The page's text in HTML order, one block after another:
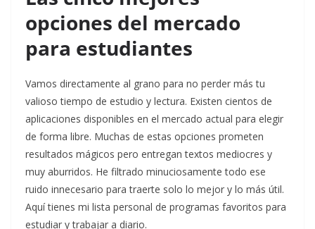
opciones del mercado
para estudiantes
Vamos directamente al grano para no perder más tu
valioso tiempo de estudio y lectura. Existen cientos de
aplicaciones disponibles en el mercado actual para elegir
de forma libre. Muchas de estas opciones prometen
resultados mágicos pero entregan textos mediocres y
muy aburridos. He filtrado minuciosamente todo ese
ruido innecesario para traerte solo lo mejor y lo más útil.
Aquí tienes mi lista personal de programas favoritos para
estudiar y trabajar a diario.